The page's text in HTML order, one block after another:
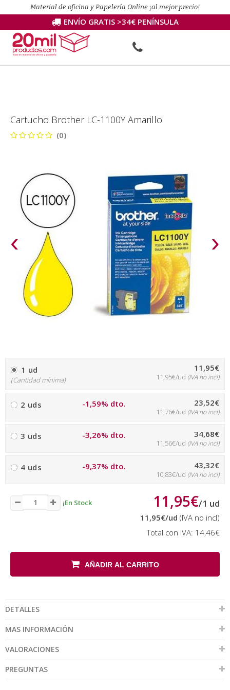
Material de oficina y Papelería Online ¡al mejor precio!
ENVÍO GRATIS >34€ PENÍNSULA
Cartucho Brother LC-1100Y Amarillo
(0)
‹ ›
1 ud
(Cantidad mínima)
11,95€
11,95€/ud (IVA no incl)
2 uds -1,59% dto. 23,52€
11,76€/ud (IVA no incl)
3 uds -3,26% dto. 34,68€
11,56€/ud (IVA no incl)
4 uds -9,37% dto. 43,32€
10,83€/ud (IVA no incl)
¡En Stock 11,95€/1 ud
11,95€/ud (IVA no incl)
Total con IVA: 14,46€
AÑADIR AL CARRITO
DETALLES
MAS INFORMACIÓN
VALORACIONES
PREGUNTAS